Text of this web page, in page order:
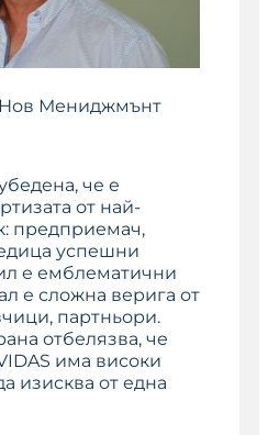
Мениджмънт
че е
от най-
предприемач,
успешни
е емблематични
е сложна верига от
партньори.
отбелязва, че
има високи
изисква от една